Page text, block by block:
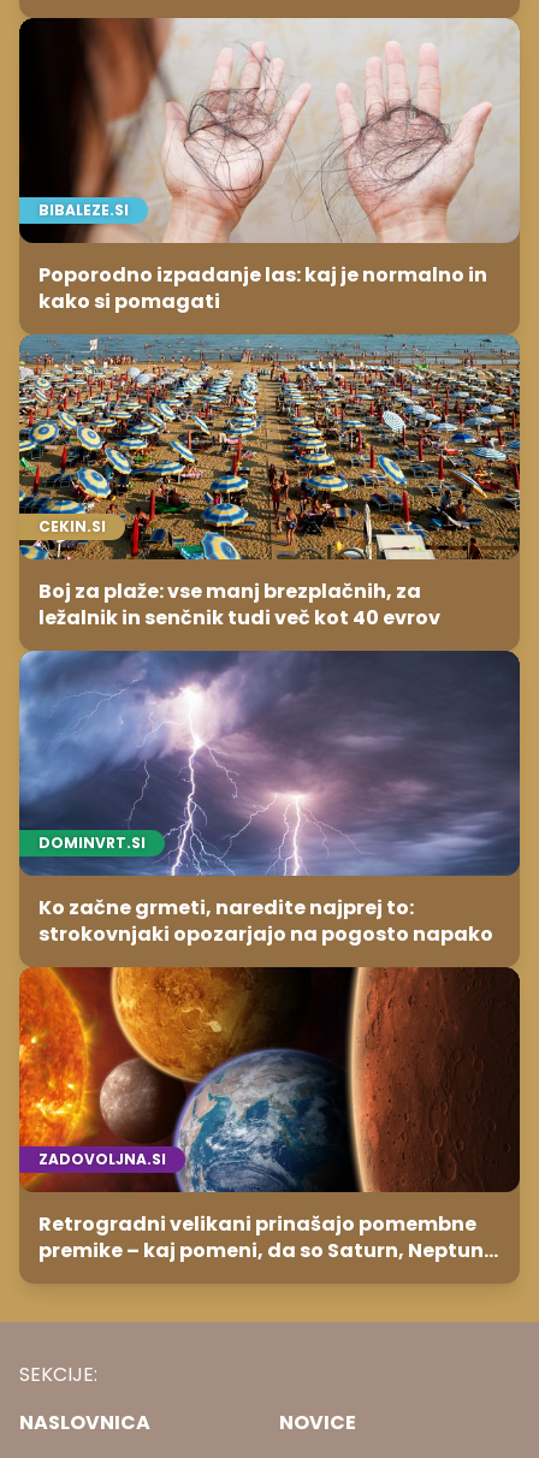
BIBALEZE.SI
Poporodno izpadanje las: kaj je normalno in
kako si pomagati
CEKIN.SI
Boj za plaže: vse manj brezplačnih, za
ležalnik in senčnik tudi več kot 40 evrov
DOMINVRT.SI
Ko začne grmeti, naredite najprej to:
strokovnjaki opozarjajo na pogosto napako
ZADOVOLJNA.SI
Retrogradni velikani prinašajo pomembne
premike – kaj pomeni, da so Saturn, Neptun
in Pluton hkrati retrogradni?
SEKCIJE:
NASLOVNICA
NOVICE